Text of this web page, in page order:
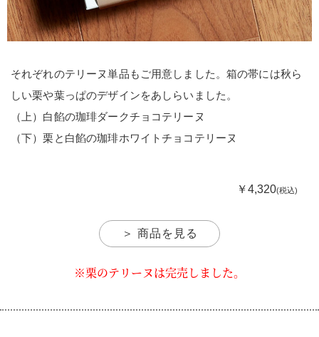
それぞれのテリーヌ単品もご用意しました。箱の帯には秋ら
しい栗や葉っぱのデザインをあしらいました。
（上）白餡の珈琲ダークチョコテリーヌ
（下）栗と白餡の珈琲ホワイトチョコテリーヌ
￥4,320(税込)
＞ 商品を見る
※栗のテリーヌは完売しました。